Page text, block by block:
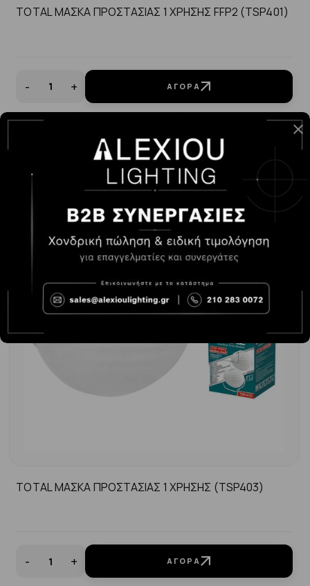
TOTAL ΜΑΣΚΑ ΠΡΟΣΤΑΣΙΑΣ 1 ΧΡΗΣΗΣ FFP2 (TSP401)
- + ΑΓΟΡΆ
TOTAL ΜΑΣΚΑ ΠΡΟΣΤΑΣΙΑΣ 1 ΧΡΗΣΗΣ (TSP403)
- + ΑΓΟΡΆ